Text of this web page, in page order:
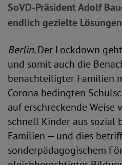
SoVD-Präsident Adolf
endlich gezielte
Berlin.Der Lockdown
und somit auch die
benachteiligter Familien
Corona bedingten
auf erschreckende Weise
schnell Kinder aus sozial
Familien — und dies
sonderpädagogischem